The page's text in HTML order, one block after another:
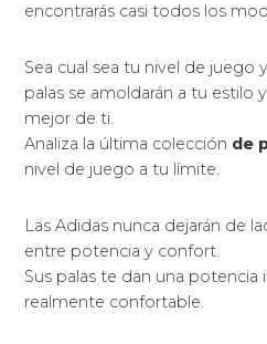
encontrarás casi todos los
Sea cual sea tu nivel de juego
palas se amoldarán a tu estilo
mejor de ti.
Analiza la última colección de
nivel de juego a tu límite.
Las Adidas nunca dejarán de
entre potencia y confort.
Sus palas te dan una
realmente confortable.